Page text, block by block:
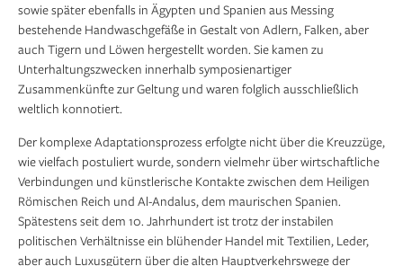
sowie später ebenfalls in Ägypten und Spanien aus Messing
bestehende Handwaschgefäße in Gestalt von Adlern, Falken, aber
auch Tigern und Löwen hergestellt worden. Sie kamen zu
Unterhaltungszwecken innerhalb symposienartiger
Zusammenkünfte zur Geltung und waren folglich ausschließlich
weltlich konnotiert.
Der komplexe Adaptationsprozess erfolgte nicht über die Kreuzzüge,
wie vielfach postuliert wurde, sondern vielmehr über wirtschaftliche
Verbindungen und künstlerische Kontakte zwischen dem Heiligen
Römischen Reich und Al-Andalus, dem maurischen Spanien.
Spätestens seit dem 10. Jahrhundert ist trotz der instabilen
politischen Verhältnisse ein blühender Handel mit Textilien, Leder,
aber auch Luxusgütern über die alten Hauptverkehrswege der